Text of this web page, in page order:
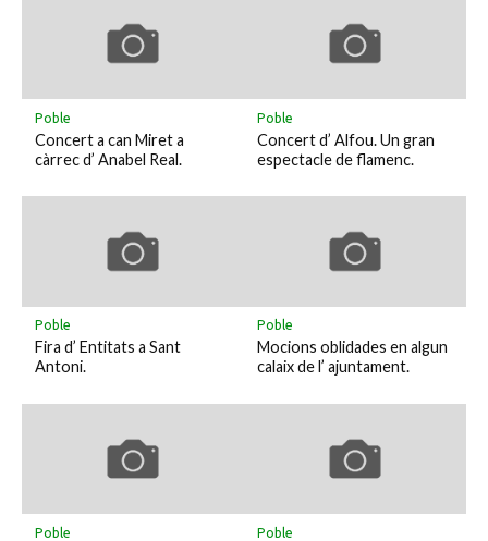
Poble
Concert a can Miret a
càrrec d’ Anabel Real.
Poble
Concert d’ Alfou. Un gran
espectacle de flamenc.
Poble
Fira d’ Entitats a Sant
Antoni.
Poble
Mocions oblidades en algun
calaix de l’ ajuntament.
Poble Poble